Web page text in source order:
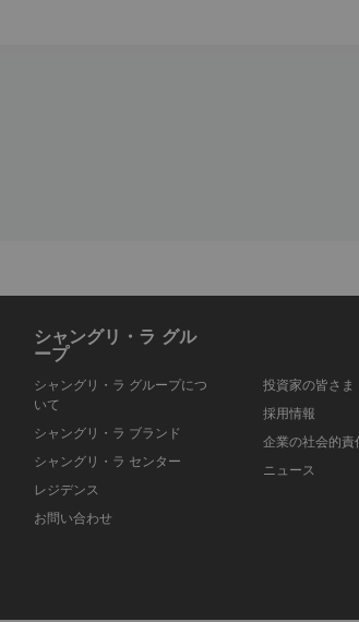
シャングリ・ラ グル
ープ
シャングリ・ラ グループにつ
いて
シャングリ・ラ ブランド
シャングリ・ラ センター
レジデンス
お問い合わせ
投資家の皆さま
採用情報
企業の社会的責
ニュース